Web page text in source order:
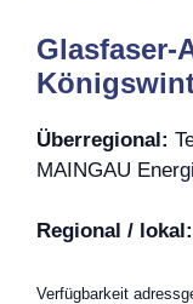
Glasfaser-
Überregional:
MAINGAU
Regional / lokal:
Verfügbarkeit